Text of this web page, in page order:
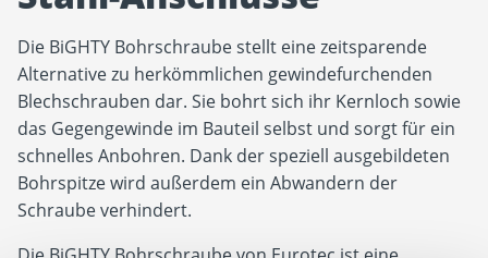
Die BiGHTY Bohrschraube stellt eine zeitsparende
Alternative zu herkömmlichen gewindefurchenden
Blechschrauben dar. Sie bohrt sich ihr Kernloch sowie
das Gegengewinde im Bauteil selbst und sorgt für ein
schnelles Anbohren. Dank der speziell ausgebildeten
Bohrspitze wird außerdem ein Abwandern der
Schraube verhindert.